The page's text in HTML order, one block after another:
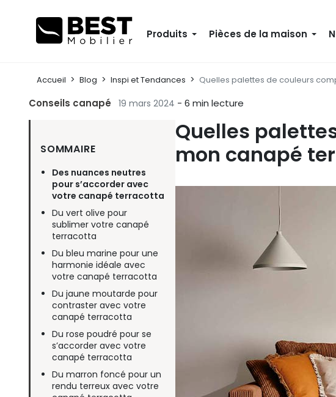
Produits Pièces de la maison
Accueil Blog Inspi et Tendances Quelles palettes de couleurs
Conseils canapé 19 mars 2024 - 6 min lecture
SOMMAIRE
Des nuances neutres
pour s’accorder avec
votre canapé terracotta
Du vert olive pour
sublimer votre canapé
terracotta
Du bleu marine pour une
harmonie idéale avec
votre canapé terracotta
Du jaune moutarde pour
contraster avec votre
canapé terracotta
Du rose poudré pour se
s’accorder avec votre
canapé terracotta
Du marron foncé pour un
rendu terreux avec votre
Quelles
mon canapé